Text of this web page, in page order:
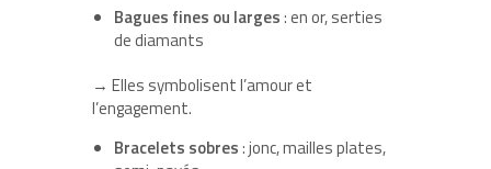
Bagues fines ou larges: en or, serties
de diamants
→ Elles symbolisent l’amour et
l’engagement.
Bracelets sobres: jonc, mailles plates,